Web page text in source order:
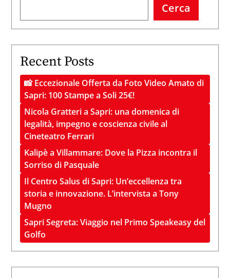
Cerca
Recent Posts
📸 Eccezionale Offerta da Foto Video Amato di
Sapri: 100 Stampe a Soli 25€!
Nicola Gratteri a Sapri: una domenica di
legalità, impegno e coscienza civile al
Cineteatro Ferrari
Kalipè a Villammare: Dove la Pizza incontra il
Sorriso di Pasquale
Il Centro Salus di Sapri: Un’eccellenza tra
storia e innovazione. L’intervista a Tony
Mugno
Sapri Segreta: Viaggio nel Primo Speakeasy del
Golfo